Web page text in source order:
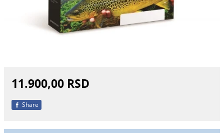
11.900,00 RSD
Share